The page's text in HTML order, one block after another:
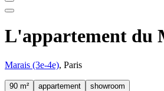
L'appartement du
Marais (3e-4e), Paris
90 m² appartement showroom